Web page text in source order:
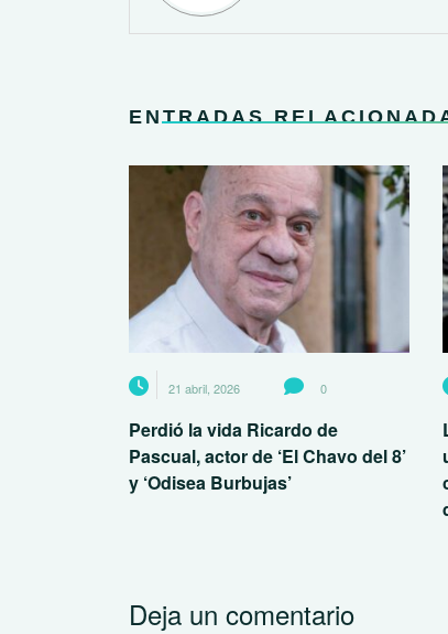
ENTRADAS
21 abril, 2026 0
Perdió la vida Ricardo de
Pascual, actor de ‘El Chavo del 8’
y ‘Odisea Burbujas’
Deja un comentario